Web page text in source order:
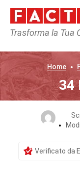
Trasforma la Tua
Home
34
Verificato da